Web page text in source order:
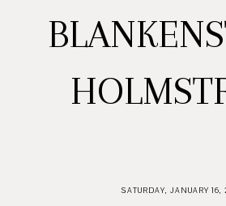
SATURDAY, JANUARY 16,